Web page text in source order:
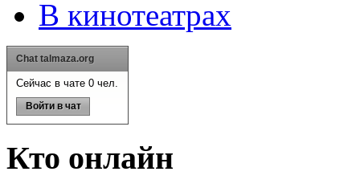
В кинотеатрах
Chat talmaza.org
Сейчас в чате 0 чел.
Войти в чат
Кто онлайн